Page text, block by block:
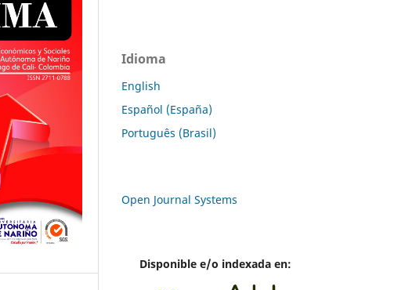
Idioma
English
Español (España)
Português (Brasil)
Open Journal Systems
Disponible e/o indexada en: